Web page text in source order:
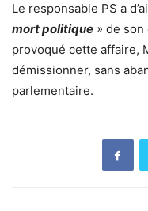
Le responsable PS a
mort politique » de son
provoqué cette affaire,
démissionner, sans
parlementaire.